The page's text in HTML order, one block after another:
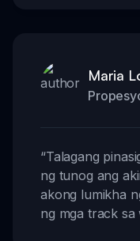
Maria
“Talagang
ng tunog ang
akong lumikha
ng mga track sa